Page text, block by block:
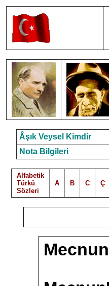
Âşık Veysel Kimdir
Nota Bilgileri
Alfabetik
Türkü
Sözleri
A B C Ç